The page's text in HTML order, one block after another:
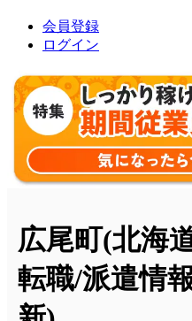
会員登録
ログイン
広尾町(北海
転職/派遣情